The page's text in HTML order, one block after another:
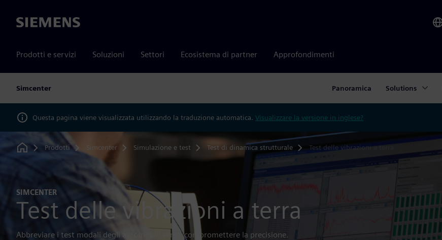
Siemens
Prodotti e servizi Soluzioni Settori Ecosistema di partner Approfondimenti
Simcenter Panoramica Solutions
Questa pagina viene visualizzata utilizzando la traduzione automatica. Visualizzare la versione in inglese?
Home
Prodotti Simcenter Simulazione e test Test di dinamica strutturale Test delle vibrazioni a terra
SIMCENTER
Test delle vibrazioni a terra
Abbreviare i test modali degli aeromobili senza compromettere la precisione.